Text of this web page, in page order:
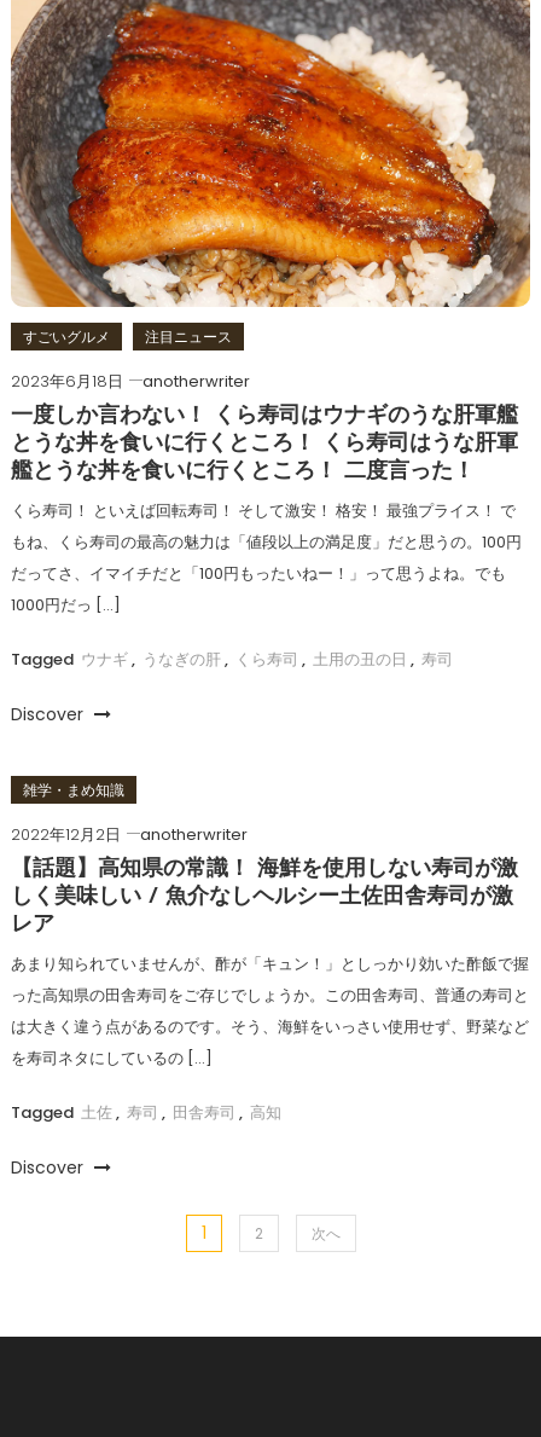
すごいグルメ 注目ニュース
2023年6月18日
anotherwriter
一度しか言わない！ くら寿司はウナギのうな肝軍艦
とうな丼を食いに行くところ！ くら寿司はうな肝軍
艦とうな丼を食いに行くところ！ 二度言った！
くら寿司！ といえば回転寿司！ そして激安！ 格安！ 最強プライス！ で
もね、くら寿司の最高の魅力は「値段以上の満足度」だと思うの。100円
だってさ、イマイチだと「100円もったいねー！」って思うよね。でも
1000円だっ […]
Tagged ウナギ, うなぎの肝, くら寿司 , 土用の丑の日 , 寿司
Discover
雑学・まめ知識
2022年12月2日
anotherwriter
【話題】高知県の常識！ 海鮮を使用しない寿司が激
しく美味しい / 魚介なしヘルシー土佐田舎寿司が激
レア
あまり知られていませんが、酢が「キュン！」としっかり効いた酢飯で握
った高知県の田舎寿司をご存じでしょうか。この田舎寿司、普通の寿司と
は大きく違う点があるのです。そう、海鮮をいっさい使用せず、野菜など
を寿司ネタにしているの […]
Tagged 土佐, 寿司 , 田舎寿司 , 高知
Discover
の
1 2 次へ